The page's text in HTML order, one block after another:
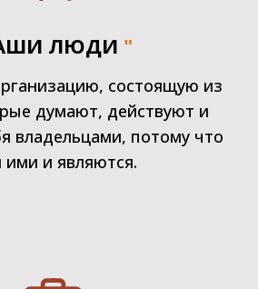
ЛЮДИ "
состоящую из
думают, действуют и
владельцами, потому что
ими и являются.